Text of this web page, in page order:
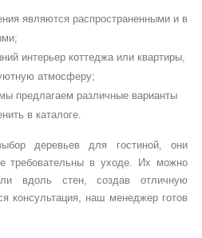
являются распространенными и в
интерьер коттеджа или квартиры,
атмосферу;
предлагаем различные варианты
в каталоге.
деревьев для гостиной, они
требовательны в уходе. Их можно
вдоль стен, создав отличную
консультация, наш менеджер готов